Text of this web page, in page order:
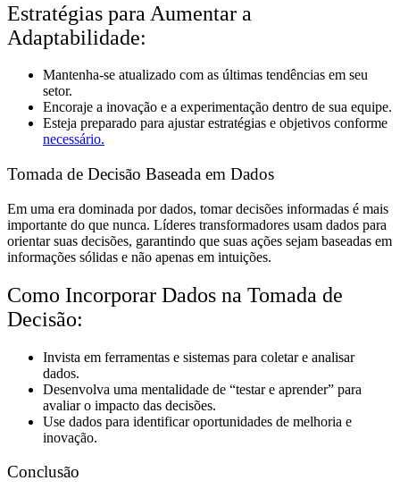
Estratégias para Aumentar a
Adaptabilidade:
Mantenha-se atualizado com as últimas tendências em seu
setor.
Encoraje a inovação e a experimentação dentro de sua equipe.
Esteja preparado para ajustar estratégias e objetivos conforme
necessário.
Tomada de Decisão Baseada em Dados
Em uma era dominada por dados, tomar decisões informadas é mais
importante do que nunca. Líderes transformadores usam dados para
orientar suas decisões, garantindo que suas ações sejam baseadas em
informações sólidas e não apenas em intuições.
Como Incorporar Dados na Tomada de
Decisão:
Invista em ferramentas e sistemas para coletar e analisar
dados.
Desenvolva uma mentalidade de “testar e aprender” para
avaliar o impacto das decisões.
Use dados para identificar oportunidades de melhoria e
inovação.
Conclusão